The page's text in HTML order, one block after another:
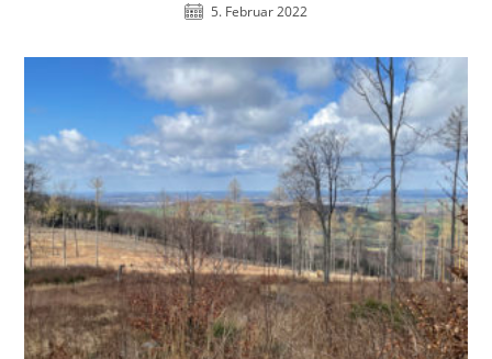
5. Februar 2022